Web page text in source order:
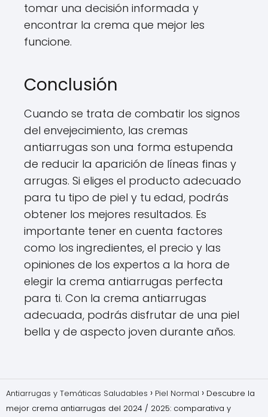
tomar una decisión informada y
encontrar la crema que mejor les
funcione.
Conclusión
Cuando se trata de combatir los signos
del envejecimiento, las cremas
antiarrugas son una forma estupenda
de reducir la aparición de líneas finas y
arrugas. Si eliges el producto adecuado
para tu tipo de piel y tu edad, podrás
obtener los mejores resultados. Es
importante tener en cuenta factores
como los ingredientes, el precio y las
opiniones de los expertos a la hora de
elegir la crema antiarrugas perfecta
para ti. Con la crema antiarrugas
adecuada, podrás disfrutar de una piel
bella y de aspecto joven durante años.
Antiarrugas y Temáticas Saludables Piel Normal
Descubre la
mejor crema antiarrugas del 2024 / 2025: comparativa y